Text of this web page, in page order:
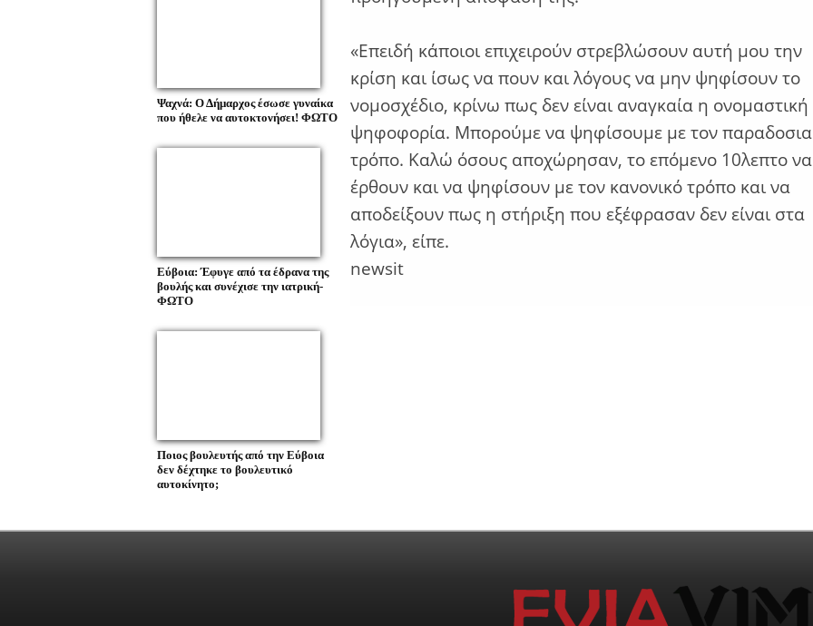
Ψαχνά: Ο Δήμαρχος έσωσε γυναίκα
που ήθελε να αυτοκτονήσει! ΦΩΤΟ
Εύβοια: Έφυγε από τα έδρανα της
βουλής και συνέχισε την ιατρική-
ΦΩΤΟ
Ποιος βουλευτής από την Εύβοια
δεν δέχτηκε το βουλευτικό
αυτοκίνητο;
«Επειδή κάποιοι επιχειρούν στρεβλώσουν αυτή μου την
κρίση και ίσως να πουν και λόγους να μην ψηφίσουν το
νομοσχέδιο, κρίνω πως δεν είναι αναγκαία η ονομαστική
ψηφοφορία. Μπορούμε να ψηφίσουμε με τον
τρόπο. Καλώ όσους αποχώρησαν, το επόμενο 10λεπτο να
έρθουν και να ψηφίσουν με τον κανονικό τρόπο και να
αποδείξουν πως η στήριξη που εξέφρασαν δεν είναι στα
λόγια», είπε.
​newsit